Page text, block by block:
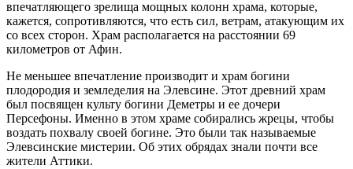
впечатляющего зрелища мощных колонн храма, которые,
кажется, сопротивляются, что есть сил, ветрам, атакующим их
со всех сторон. Храм располагается на расстоянии 69
километров от Афин.
Не меньшее впечатление производит и храм богини
плодородия и земледелия на Элевсине. Этот древний храм
был посвящен культу богини Деметры и ее дочери
Персефоны. Именно в этом храме собирались жрецы, чтобы
воздать похвалу своей богине. Это были так называемые
Элевсинские мистерии. Об этих обрядах знали почти все
жители Аттики.